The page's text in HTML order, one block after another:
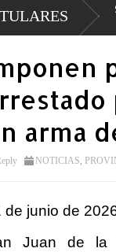
JUAN PARA
arma
NOTICIAS,
de junio de
Juan de la